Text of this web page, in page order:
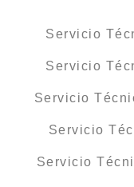
Servicio
Servicio
Servicio
Servicio
Servicio